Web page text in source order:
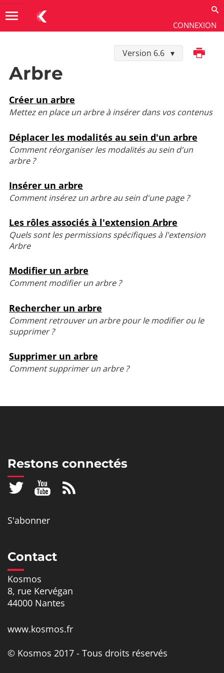
CONNEXION
menu
Version 6.6Imprimer
Arbre
Arbre
Créer un arbre
Mettez en place un arbre à insérer dans vos contenus
Déplacer les modalités au sein d'un arbre
Comment réorganiser les modalités au sein d'un
arbre ?
Insérer un arbre
Comment insérez un arbre au sein d'une page ?
Les rôles associés à l'extension Arbre
Quels sont les permissions spécifiques à l'extension
Arbre
Modifier un arbre
Comment modifier un arbre ?
Rechercher un arbre
Comment retrouver un arbre pour le modifier ou le
supprimer ?
Supprimer un arbre
Comment supprimer un arbre ?
Restons connectés
S'abonner
Contact
Kosmos
8, rue Kervégan
44000 Nantes
www.kosmos.fr
© Kosmos 2017 - Tous droits réservés